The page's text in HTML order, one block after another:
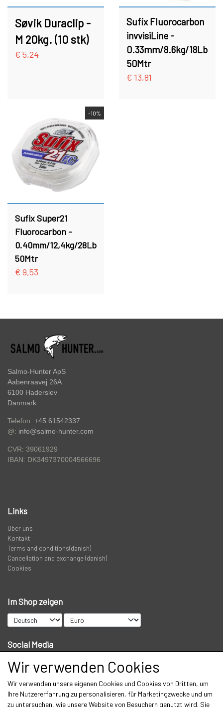
Søvik Duraclip -
M 20kg. (10 stk)
€ 5,24
Sufix Fluorocarbon
invvisiLine -
0.33mm/8.6kg/18Lb
50Mtr
€ 13,81
-10%
Sufix Super21
Fluorocarbon -
0.40mm/12,4kg/28Lb
50Mtr
€ 9,53
Salmo-Hunter ApS
Aabenraavej 26A
6100 Haderslev
Danmark
Telefon: +45 61542337
@: info@salmo-hunter.com
CVR: 39061929
IBAN: DK3497370004566696
Links
Uber uns
Kontakt
Terms and conditions(danish)
Cancellation and exchange (danish)
Cookies
Im Shop zeigen
Social Media
Get our newsletter via email
Wir verwenden Cookies
Wir verwenden unsere eigenen Cookies und Cookies von Dritten, um
Ihre Nutzererfahrung zu personalisieren, für Marketingzwecke und um
zu untersuchen, wie unsere Website von Besuchern genutzt wird. Sie